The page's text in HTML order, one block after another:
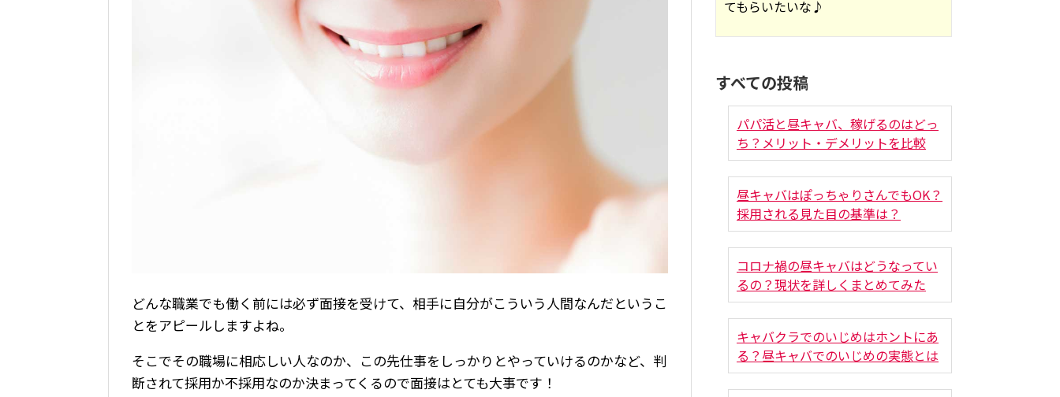
どんな職業でも働く前には必ず面接を受けて、相手に自分がこういう人間なんだというこ
とをアピールしますよね。
そこでその職場に相応しい人なのか、この先仕事をしっかりとやっていけるのかなど、判
断されて採用か不採用なのか決まってくるので面接はとても大事です！
てもらいたいな♪
すべての投稿
パパ活と昼キャバ、稼げるのはどっ
ち？メリット・デメリットを比較
昼キャバはぽっちゃりさんでもOK？
採用される見た目の基準は？
コロナ禍の昼キャバはどうなってい
るの？現状を詳しくまとめてみた
キャバクラでのいじめはホントにあ
る？昼キャバでのいじめの実態とは